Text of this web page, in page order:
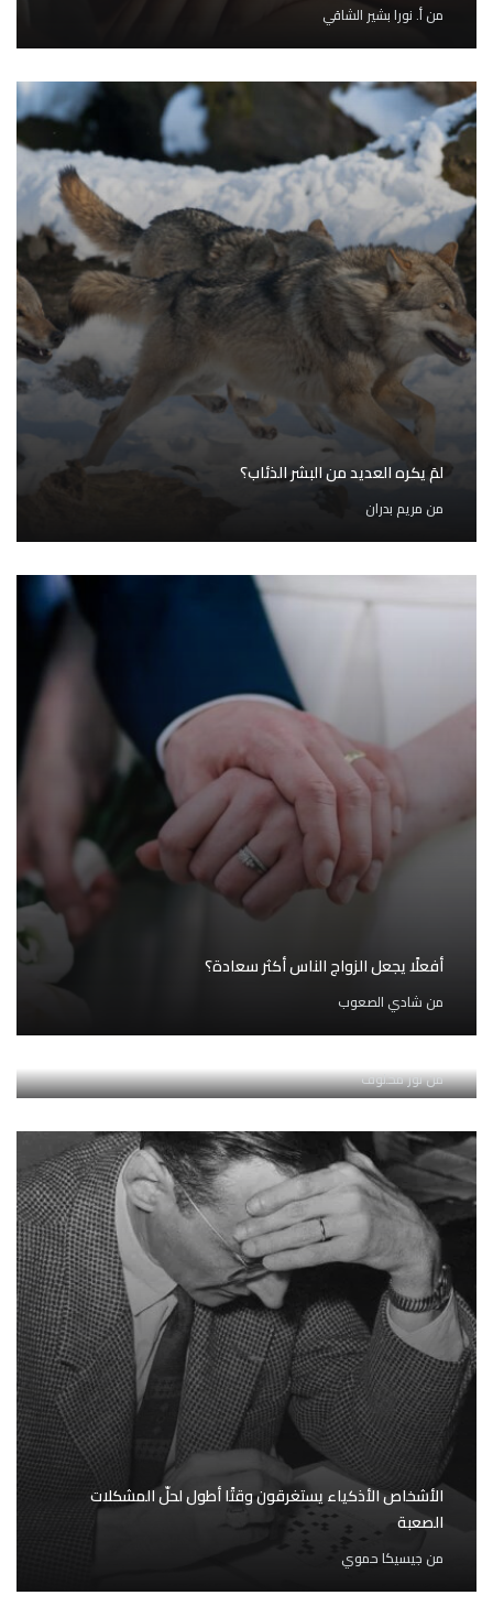
منأ. نورا بشير الشاقي
لمَ يكره العديد من البشر الذئاب؟
من مريم بدران
أفعلًا يجعل الزواج الناس أكثر سعادة؟
من شادي الصعوب
تمنع وسائل التواصل الاجتماعي مستخدميها من جني
المكاسب الإبداعية للملل العميق
مننور مخلوف
الأشخاص الأذكياء يستغرقون وقتًا أطول لحلّ المشكلات
الصعبة
من جيسيكا حموي